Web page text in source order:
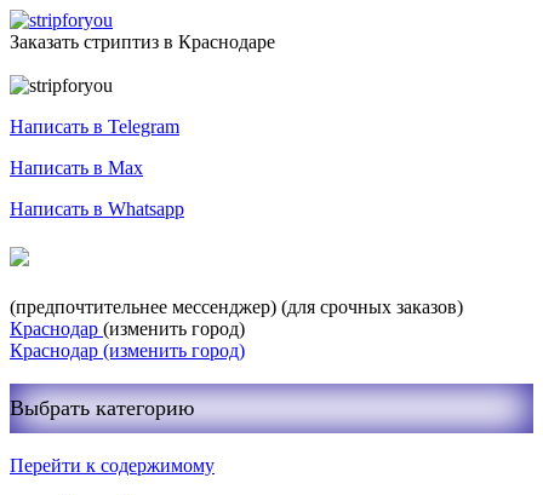
Заказать стриптиз в Краснодаре
Написать в Telegram
Написать в Max
Написать в Whatsapp
(предпочтительнее мессенджер) (для срочных заказов)
Краснодар (изменить город)
Краснодар (изменить город)
Выбрать категорию
Перейти к содержимому